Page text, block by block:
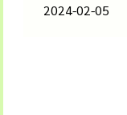
2024-02-05